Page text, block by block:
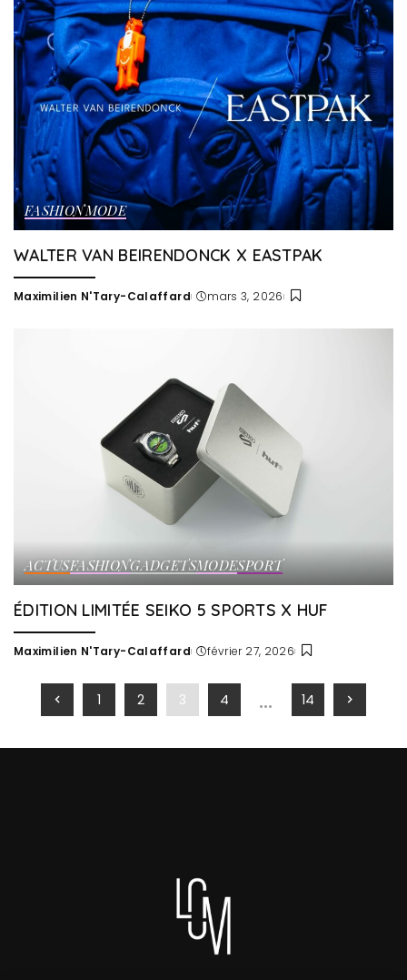
FASHIONMODE
WALTER VAN BEIRENDONCK X EASTPAK
Posted
Maximilien N'Tary-Calaffard mars 3, 2026
ACTUSFASHIONGADGETSMODESPORT
ÉDITION LIMITÉE SEIKO 5 SPORTS X HUF
Posted
Maximilien N'Tary-Calaffard février 27, 2026
1 2 3 4 … 14